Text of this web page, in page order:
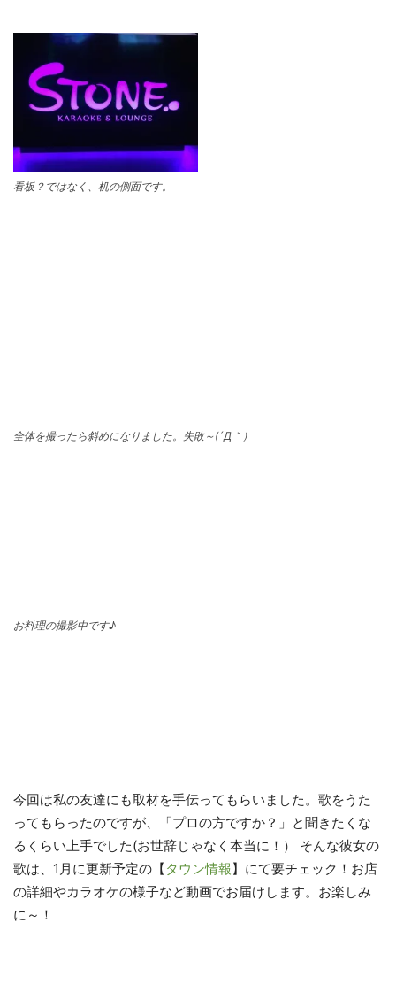
看板？ではなく、机の側面です。
全体を撮ったら斜めになりました。失敗～(´Д｀）
お料理の撮影中です♪
今回は私の友達にも取材を手伝ってもらいました。歌をうた
ってもらったのですが、「プロの方ですか？」と聞きたくな
るくらい上手でした(お世辞じゃなく本当に！） そんな彼女の
歌は、1月に更新予定の【 タウン情報】にて要チェック！お店
の詳細やカラオケの様子など動画でお届けします。お楽しみ
に～！